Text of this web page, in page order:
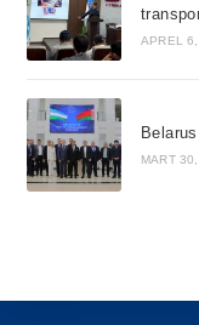
APREL
MART